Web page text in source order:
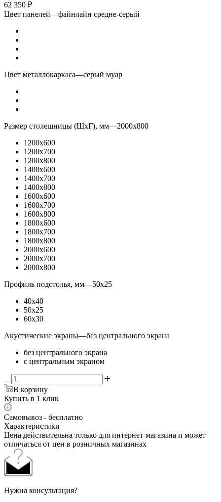
62 350 ₽
Цвет панелей—файнлайн средне-серый
Цвет металлокаркаса—серый муар
Размер столешницы (ШхГ), мм—2000x800
1200x600
1200x700
1200x800
1400x600
1400x700
1400x800
1600x600
1600x700
1600x800
1800x600
1800x700
1800x800
2000x600
2000x700
2000x800
Профиль подстолья, мм—50x25
40x40
50x25
60x30
Акустические экраны—без центрального экрана
без центрального экрана
с центральным экраном
В корзину
Купить в 1 клик
Самовывоз - бесплатно
Характеристики
Цена действительна только для интернет-магазина и может
отличаться от цен в розничных магазинах
Нужна консультация?